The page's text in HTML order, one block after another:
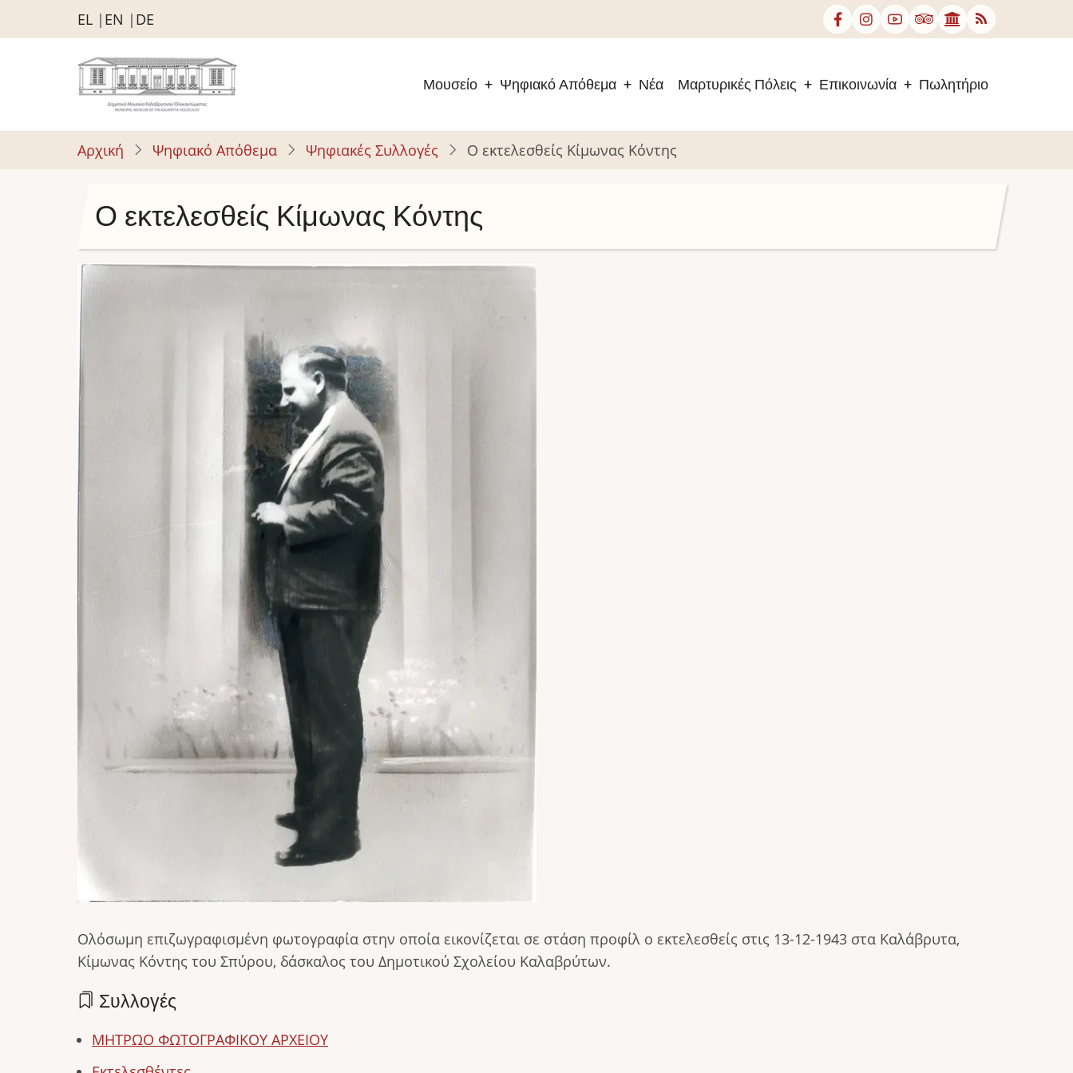
Παράκαμψη
προς
περιεχόμενο
EL EN DE
Μουσείο Ψηφιακό Απόθεμα Νέα Μαρτυρικές Πόλεις Επικοινωνία Πωλητήριο
Αρχική Ψηφιακό Απόθεμα Ψηφιακές Συλλογές Ο εκτελεσθείς Κίμωνας Κόντης
Ο εκτελεσθείς Κίμωνας Κόντης
Image
Ολόσωμη επιζωγραφισμένη φωτογραφία στην οποία εικονίζεται σε στάση προφίλ ο εκτελεσθείς στις 13-12-1943 στα Καλάβρυτα,
Κίμωνας Κόντης του Σπύρου, δάσκαλος του Δημοτικού Σχολείου Καλαβρύτων.
Συλλογές
ΜΗΤΡΩΟ ΦΩΤΟΓΡΑΦΙΚΟΥ ΑΡΧΕΙΟΥ